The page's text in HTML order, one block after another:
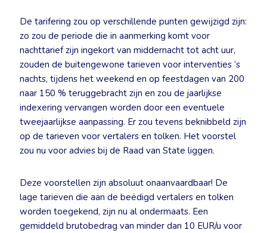
De tarifering zou op verschillende punten gewijzigd zijn:
zo zou de periode die in aanmerking komt voor
nachttarief zijn ingekort van middernacht tot acht uur,
zouden de buitengewone tarieven voor interventies ‘s
nachts, tijdens het weekend en op feestdagen van 200
naar 150 % teruggebracht zijn en zou de jaarlijkse
indexering vervangen worden door een eventuele
tweejaarlijkse aanpassing. Er zou tevens beknibbeld zijn
op de tarieven voor vertalers en tolken. Het voorstel
zou nu voor advies bij de Raad van State liggen.
Deze voorstellen zijn absoluut onaanvaardbaar! De
lage tarieven die aan de beëdigd vertalers en tolken
worden toegekend, zijn nu al ondermaats. Een
gemiddeld brutobedrag van minder dan 10 EUR/u voor